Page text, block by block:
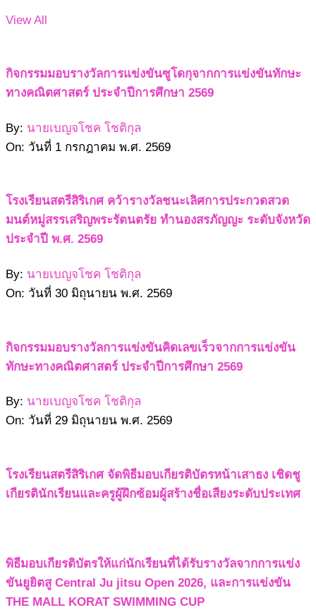
View All
กิจกรรมมอบรางวัลการแข่งขันซูโดกุจากการแข่งขันทักษะ
ทางคณิตศาสตร์ ประจำปีการศึกษา 2569
By: นายเบญจโชค โชติกุล
On: วันที่ 1 กรกฎาคม พ.ศ. 2569
โรงเรียนสตรีสิริเกศ คว้ารางวัลชนะเลิศการประกวดสวด
มนต์หมู่สรรเสริญพระรัตนตรัย ทำนองสรภัญญะ ระดับจังหวัด
ประจำปี พ.ศ. 2569
By: นายเบญจโชค โชติกุล
On: วันที่ 30 มิถุนายน พ.ศ. 2569
กิจกรรมมอบรางวัลการแข่งขันคิดเลขเร็วจากการแข่งขัน
ทักษะทางคณิตศาสตร์ ประจำปีการศึกษา 2569
By: นายเบญจโชค โชติกุล
On: วันที่ 29 มิถุนายน พ.ศ. 2569
โรงเรียนสตรีสิริเกศ จัดพิธีมอบเกียรติบัตรหน้าเสาธง เชิดชู
เกียรตินักเรียนและครูผู้ฝึกซ้อมผู้สร้างชื่อเสียงระดับประเทศ
พิธีมอบเกียรติบัตรให้แก่นักเรียนที่ได้รับรางวัลจากการแข่ง
ขันยูยิตสู Central Ju jitsu Open 2026, และการแข่งขัน
THE MALL KORAT SWIMMING CUP